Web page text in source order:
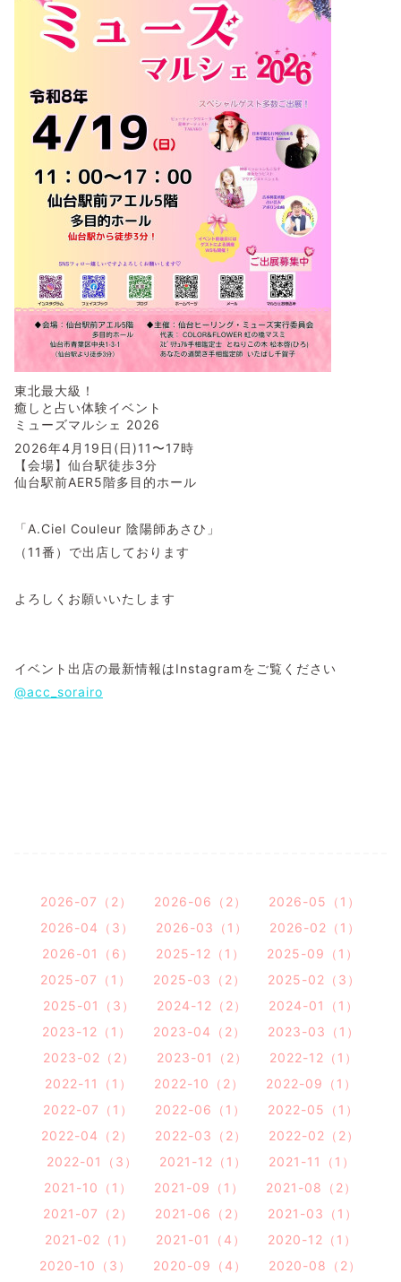
東北最大級！
癒しと占い体験イベント
ミューズマルシェ 2026
2026年4月19日(日)11〜17時
【会場】仙台駅徒歩3分
仙台駅前AER5階多目的ホール
「A.Ciel Couleur 陰陽師あさひ」
（11番）で出店しております
よろしくお願いいたします
イベント出店の最新情報はInstagramをご覧ください
@acc_sorairo
2026-07（2） 2026-06（2）
2026-05（1）
2026-04（3）
2026-03（1）
2026-02（1）
2026-01（6）
2025-12（1）
2025-09（1）
2025-07（1）
2025-03（2）
2025-02（3）
2025-01（3）
2024-12（2）
2024-01（1）
2023-12（1）
2023-04（2）
2023-03（1）
2023-02（2）
2023-01（2）
2022-12（1）
2022-11（1）
2022-10（2）
2022-09（1）
2022-07（1）
2022-06（1）
2022-05（1）
2022-04（2）
2022-03（2）
2022-02（2）
2022-01（3）
2021-12（1）
2021-11（1）
2021-10（1）
2021-09（1）
2021-08（2）
2021-07（2）
2021-06（2）
2021-03（1）
2021-02（1）
2021-01（4）
2020-12（1）
2020-10（3）
2020-09（4） 2020-08（2）